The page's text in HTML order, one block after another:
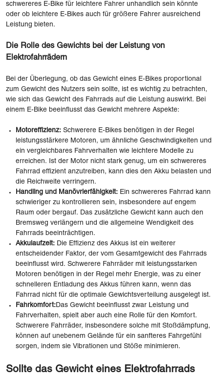
schwereres E-Bike für leichtere Fahrer unhandlich sein könnte
oder ob leichtere E-Bikes auch für größere Fahrer ausreichend
Leistung bieten.
Die Rolle des Gewichts bei der Leistung von
Elektrofahrrädern
Bei der Überlegung, ob das Gewicht eines E-Bikes proportional
zum Gewicht des Nutzers sein sollte, ist es wichtig zu betrachten,
wie sich das Gewicht des Fahrrads auf die Leistung auswirkt. Bei
einem E-Bike beeinflusst das Gewicht mehrere Aspekte:
Motoreffizienz: Schwerere E-Bikes benötigen in der Regel
leistungsstärkere Motoren, um ähnliche Geschwindigkeiten und
ein vergleichbares Fahrverhalten wie leichtere Modelle zu
erreichen. Ist der Motor nicht stark genug, um ein schwereres
Fahrrad effizient anzutreiben, kann dies den Akku belasten und
die Reichweite verringern.
Handling und Manövrierfähigkeit: Ein schwereres Fahrrad kann
schwieriger zu kontrollieren sein, insbesondere auf engem
Raum oder bergauf. Das zusätzliche Gewicht kann auch den
Bremsweg verlängern und die allgemeine Wendigkeit des
Fahrrads beeinträchtigen.
Akkulaufzeit: Die Effizienz des Akkus ist ein weiterer
entscheidender Faktor, der vom Gesamtgewicht des Fahrrads
beeinflusst wird. Schwerere Fahrräder mit leistungsstarken
Motoren benötigen in der Regel mehr Energie, was zu einer
schnelleren Entladung des Akkus führen kann, wenn das
Fahrrad nicht für die optimale Gewichtsverteilung ausgelegt ist.
Fahrkomfort:Das Gewicht beeinflusst zwar Leistung und
Fahrverhalten, spielt aber auch eine Rolle für den Komfort.
Schwerere Fahrräder, insbesondere solche mit Stoßdämpfung,
können auf unebenem Gelände für ein sanfteres Fahrgefühl
sorgen, indem sie Vibrationen und Stöße minimieren.
Sollte das Gewicht eines Elektrofahrrads